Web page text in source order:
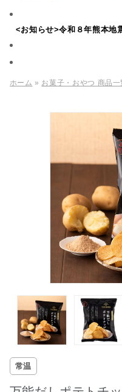
<お知らせ>令和８年熊本地
ホーム » お菓子・おやつ 商品一
常温